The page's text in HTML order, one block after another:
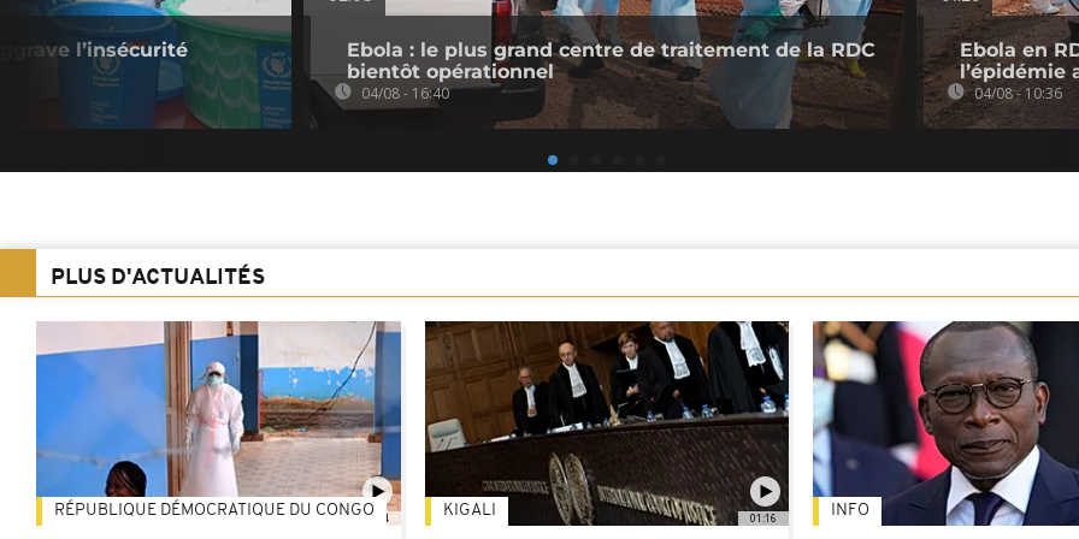
l’insécurité
Ebola : le plus grand centre de traitement de la RDC
bientôt opérationnel
04/08 - 16:40
Ebola en
l’épidémie
04/08 - 10:36
PLUS D'ACTUALITÉS
01:34
RÉPUBLIQUE DÉMOCRATIQUE DU CONGO 01:16
KIGALI INFO